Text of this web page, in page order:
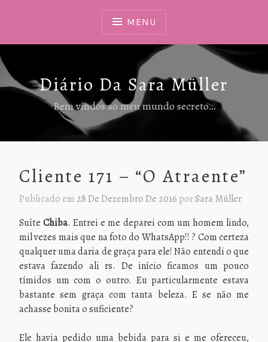
MENU
Diário Da Sara Müller
Bem vindos ao meu mundo secreto…
Cliente 171 – “O Atraente”
Publicado em 28 De Dezembro De 2016 porSara Müller
SuíteChiba. Entrei e me deparei com um homem lindo,
mil vezes mais que na foto do WhatsApp!! ? Com certeza
qualquer uma daria de graça para ele! Não entendi o que
estava fazendo ali rs. De início ficamos um pouco
tímidos um com o outro. Eu particularmente estava
bastante sem graça com tanta beleza. E se não me
achasse bonita o suficiente?
Ele havia pedido uma bebida para si e me ofereceu,